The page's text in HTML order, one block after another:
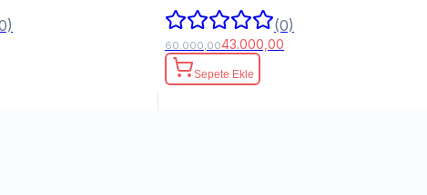
(0)
60.000,0043.000,00
Sepete Ekle